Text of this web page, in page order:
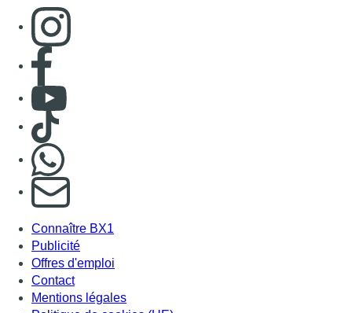
Connaître BX1
Publicité
Offres d'emploi
Contact
Mentions légales
Politique de cookies (UE)
Gérer les cookies